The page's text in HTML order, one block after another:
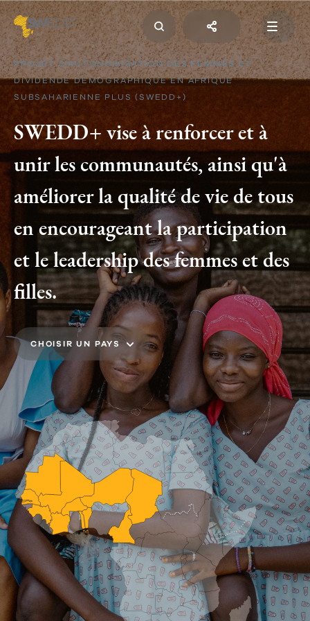
Aller
au
contenu
principal
Main
navigation
PROJET D’AUTONOMISATION DES FEMMES ET
DIVIDENDE DÉMOGRAPHIQUE EN AFRIQUE
SUBSAHARIENNE PLUS (SWEDD+)
SWEDD+ vise à renforcer et à
unir les communautés, ainsi qu'à
améliorer la qualité de vie de tous
en encourageant la participation
et le leadership des femmes et des
filles.
CHOISIR UN PAYS
BÉNIN
BURKINA FASO
CAMEROUN
CÔTE D'IVOIRE
THE GAMBIA
GUINÉE
MALI
MAURITANIE
NIGER
SÉNÉGAL
TCHAD
TOGO